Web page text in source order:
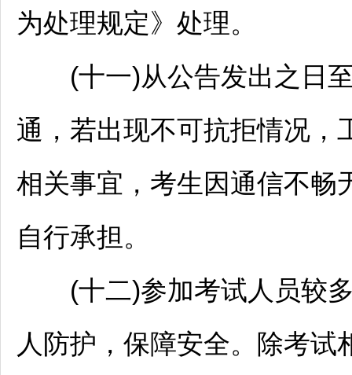
为处理规定》处理。
(十一)从公告发出之日至
通，若出现不可抗拒情况，
相关事宜，考生因通信不畅
自行承担。
(十二)参加考试人员较多
人防护，保障安全。除考